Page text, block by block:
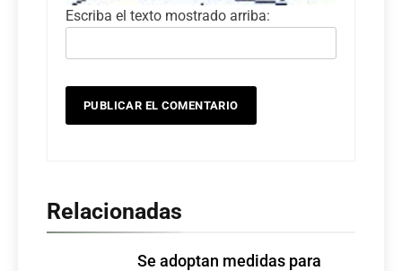
Escriba el texto mostrado arriba:
Relacionadas
Se adoptan medidas para